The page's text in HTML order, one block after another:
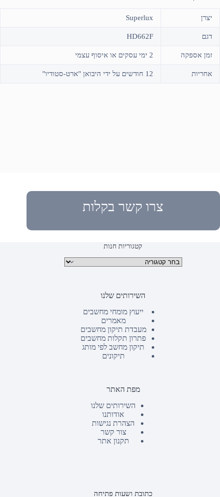
יצרן Superlux
דגם HD662F
זמן אספקה 2 ימי עסקים או איסוף עצמי
אחריות 12 חודשים על ידי היבואן "ארט-סטודיו"
צרו קשר בקלות
קטגוריות חנות
קטגוריות מוצרים
השירותים שלנו
ייעוץ מומחי מחשבים
מאמרים
מעבדת תיקון מחשבים
פתרון תקלות מחשבים
תיקון מחשב לפי מותג
תיקונים
מפת האתר
השירותים שלנו
אודותנו
הצהרת נגישות
צור קשר
תקנון אתר
כתובת ושעות פתיחה